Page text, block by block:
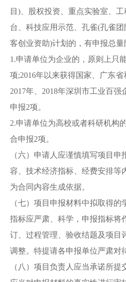
目)、股权投资、重点实验室、
台、科技应用示范、孔雀(孔雀
客创业资助)计划的，有申报总量
1.申请单位为企业的，原则上只
项;2016年以来获得国家、广东
2017年、2018年深圳市工业百
申报2项。
2.申请单位为高校或者科研机构
合申报2项。
（六）申请人应谨慎填写项目
容、技术经济指标、经费安排等
为合同内容生成依据。
（七）项目申报材料中拟取得
指标应严肃、科学，申报指标将
订、过程管理、验收结题及项目
调整。特提请各申报单位严肃对
（八）项目负责人应当承诺所